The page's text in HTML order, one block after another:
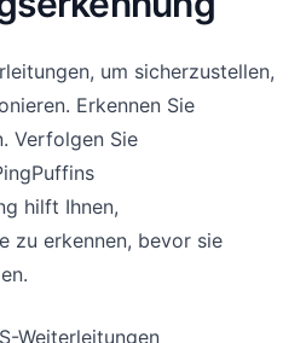
um sicherzustellen,
Erkennen Sie
Verfolgen Sie
hilft Ihnen,
zu erkennen, bevor sie
Weiterleitungen